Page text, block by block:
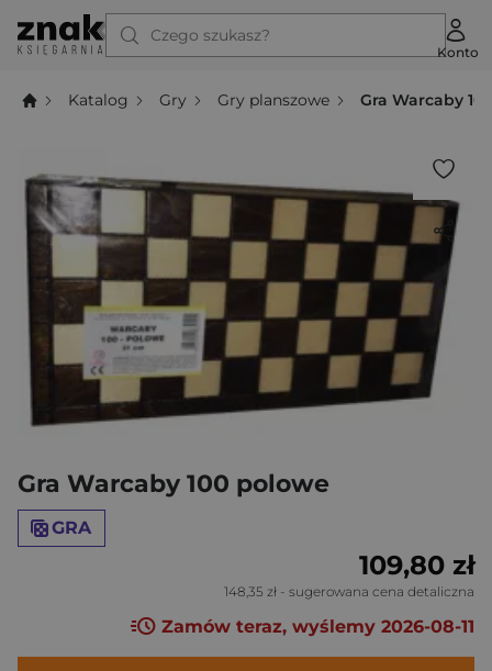
Czego szukasz?
Konto
Katalog Gry Gry planszowe Gra Warcaby
Gra Warcaby 100 polowe
GRA
109,80 zł
148,35 zł - sugerowana cena detaliczna
Zamów teraz, wyślemy 2026-08-11